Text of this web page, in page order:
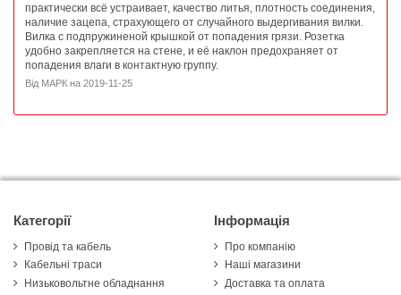
практически всё устраивает, качество литья, плотность соединения,
наличие зацепа, страхующего от случайного выдергивания вилки.
Вилка с подпружиненой крышкой от попадения грязи. Розетка
удобно закрепляется на стене, и её наклон предохраняет от
попадения влаги в контактную группу.
Від МАРК на 2019-11-25
Категорії
Провід та кабель
Кабельні траси
Низьковольтне обладнання
Інформація
Про компанію
Наші магазини
Доставка та оплата